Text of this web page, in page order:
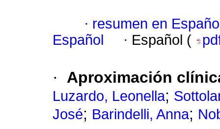
· resumen en
Español
· Español (
· Aproximación
Luzardo, Leonella;
José; Barindelli, Anna;